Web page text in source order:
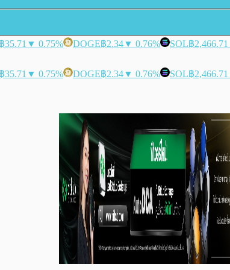
฿35.71 ▼ 0.75% DOGE฿2.34▼ 0.76% SOL฿2,466.71
฿35.71 ▼ 0.75% DOGE฿2.34▼ 0.76% SOL฿2,466.71